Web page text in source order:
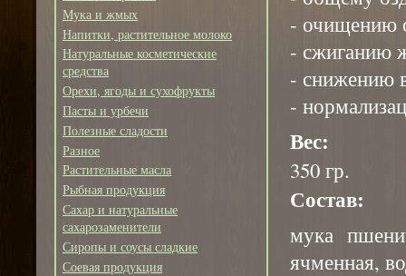
Мука и жмых
Напитки, растительное молоко
Натуральные косметические
средства
Орехи, ягоды и сухофрукты
Пасты и урбечи
Полезные сладости
Разное
Растительные масла
Рыбная продукция
Сахар и натуральные
сахарозаменители
Сиропы и соусы сладкие
Соевая продукция
- очищению
- сжиганию
- снижению
-
Вес:
350 гр.
Состав:
мука
ячменная,